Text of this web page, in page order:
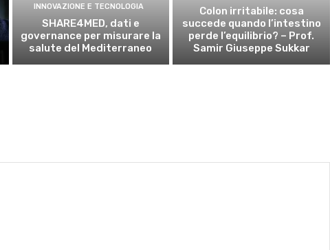
INNOVAZIONE E TECNOLOGIA
SHARE4MED, dati e
governance per misurare la
salute del Mediterraneo
Colon irritabile: cosa
succede quando l’intestino
perde l’equilibrio? – Prof.
Samir Giuseppe Sukkar